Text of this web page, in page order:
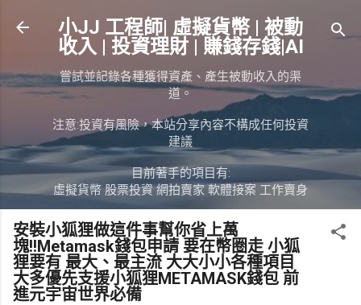
跳到主要內容
小JJ 工程師| 虛擬貨幣 | 被動
收入 | 投資理財 | 賺錢存錢|AI
嘗試並記錄各種獲得資產、產生被動收入的渠
道。
注意:投資有風險，本站分享內容不構成任何投資
建議
目前著手的項目有:
虛擬貨幣 股票投資 網拍賣家 軟體接案 工作賣身
安裝小狐狸做這件事幫你省上萬
塊!!Metamask錢包申請 要在幣圈走 小狐
狸要有 最大、最主流 大大小小各種項目
大多優先支援小狐狸METAMASK錢包 前
進元宇宙世界必備